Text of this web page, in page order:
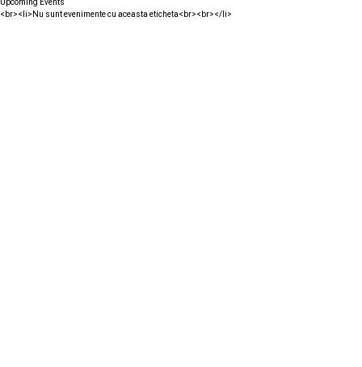
Upcoming Events
<br><li>Nu sunt evenimente cu aceasta eticheta<br><br></li>